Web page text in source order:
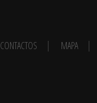
CONTACTOS MAPA